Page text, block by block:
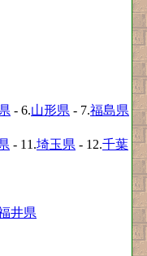
- 6.山形県 - 7.福島県
- 11.埼玉県 - 12.千葉
井県